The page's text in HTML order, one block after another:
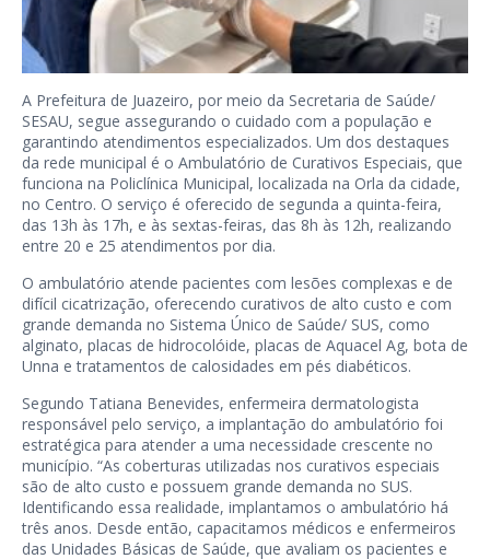
A Prefeitura de Juazeiro, por meio da Secretaria de Saúde/
SESAU, segue assegurando o cuidado com a população e
garantindo atendimentos especializados. Um dos destaques
da rede municipal é o Ambulatório de Curativos Especiais, que
funciona na Policlínica Municipal, localizada na Orla da cidade,
no Centro. O serviço é oferecido de segunda a quinta-feira,
das 13h às 17h, e às sextas-feiras, das 8h às 12h, realizando
entre 20 e 25 atendimentos por dia.
O ambulatório atende pacientes com lesões complexas e de
difícil cicatrização, oferecendo curativos de alto custo e com
grande demanda no Sistema Único de Saúde/ SUS, como
alginato, placas de hidrocolóide, placas de Aquacel Ag, bota de
Unna e tratamentos de calosidades em pés diabéticos.
Segundo Tatiana Benevides, enfermeira dermatologista
responsável pelo serviço, a implantação do ambulatório foi
estratégica para atender a uma necessidade crescente no
município. “As coberturas utilizadas nos curativos especiais
são de alto custo e possuem grande demanda no SUS.
Identificando essa realidade, implantamos o ambulatório há
três anos. Desde então, capacitamos médicos e enfermeiros
das Unidades Básicas de Saúde, que avaliam os pacientes e